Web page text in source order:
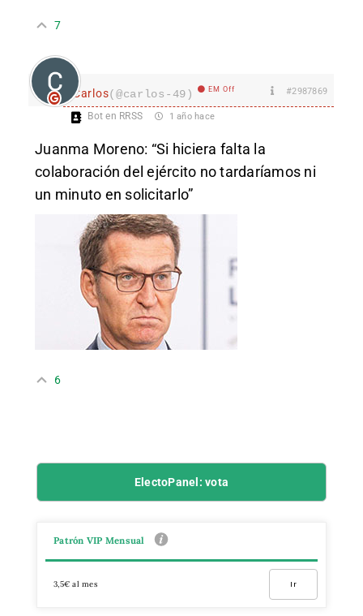
7
Carlos(@carlos-49) EM Off #2987869
Bot en RRSS 1 año hace
Juanma Moreno: “Si hiciera falta la
colaboración del ejército no tardaríamos ni
un minuto en solicitarlo”
6
ElectoPanel: vota
Patrón VIP Mensual
3,5€ al mes Ir